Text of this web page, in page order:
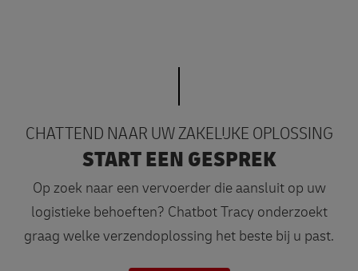
CHATTEND NAAR UW ZAKELIJKE OPLOSSING
START EEN GESPREK
Op zoek naar een vervoerder die aansluit op uw
logistieke behoeften? Chatbot Tracy onderzoekt
graag welke verzendoplossing het beste bij u past.